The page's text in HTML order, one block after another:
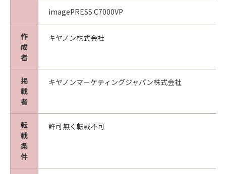
imagePRESS C7000VP
作
成
者
キヤノン株式会社
掲
載
者
キヤノンマーケティングジャパン株式会社
転
載
条
件
許可無く転載不可